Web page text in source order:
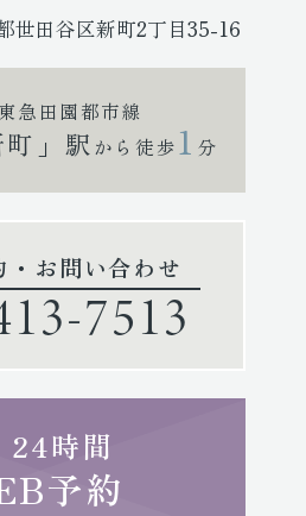
世田谷区新町2丁目35-16
東急田園都市線
町」駅 から徒歩 1 分
・お問い合わせ
7513
24時間
予約